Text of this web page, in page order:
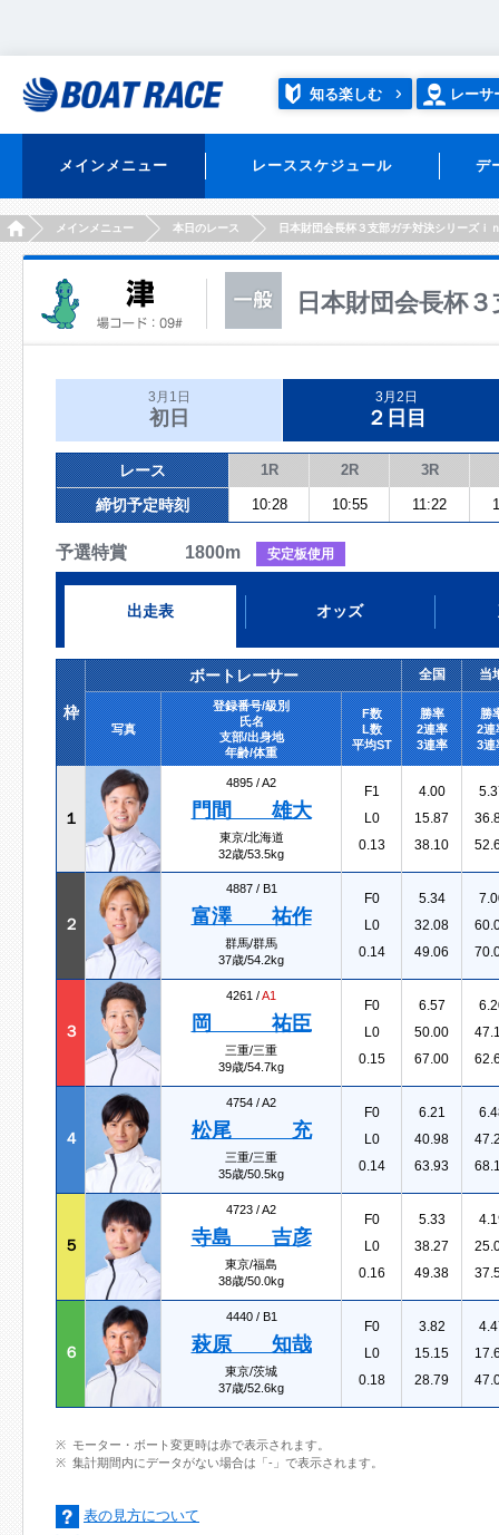
知る楽しむ レーサ
メインメニュー レーススケジュール デ
HOMEメインメニュー 本日のレース 日本財団会長杯３支部ガチ対決シリーズｉ
日本財団会長杯
3月1日
初日
3月2日
２日目
レース 1R 2R 3R
締切予定時刻 10:28 10:55 11:22
予選特賞 1800m 安定板使用
出走表 オッズ
枠
ボートレーサー 全国 当
写真
登録番号/級別
氏名
支部/出身地
年齢/体重
F数
L数
平均ST
勝率
2連率
3連率
勝
2連
3連
１
4895 /A2
門間 雄大
東京/北海道
32歳/53.5kg
F1
L0
0.13
4.00
15.87
38.10
２
4887 / B1
富澤 祐作
群馬/群馬
37歳/54.2kg
F0
L0
0.14
5.34
32.08
49.06
３
4261 /A1
岡 祐臣
三重/三重
39歳/54.7kg
F0
L0
0.15
6.57
50.00
67.00
４
4754 /A2
松尾 充
三重/三重
35歳/50.5kg
F0
L0
0.14
6.21
40.98
63.93
５
4723 /A2
寺島 吉彦
東京/福島
38歳/50.0kg
F0
L0
0.16
5.33
38.27
49.38
６
4440 / B1
萩原 知哉
東京/茨城
37歳/52.6kg
F0
L0
0.18
3.82
15.15
28.79
モーター・ボート変更時は赤で表示されます。
集計期間内にデータがない場合は「-」で表示されます。
表の見方について